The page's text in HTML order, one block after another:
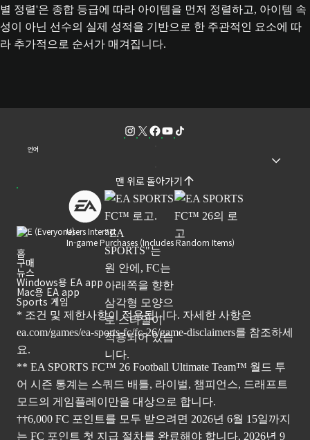
별 정렬'은 종합 등급에 따라 아이템을 먼저 정렬하고, 아이템 속
성이 아닌 선수의 실제 성적을 기반으로 한 주관적인 요소에 따
라 추가적으로 순서가 매겨집니다.
언어
맨 위로 돌아가기
Users Interact
In-game Purchases (Includes Random Items)
홈
구매
뉴스
Windows용 EA app
Mac용 EA app
Sports 게임
* 조건 및 제한사항이 적용됩니다. 자세한 사항은
ea.com/games/ea-sports-fc/fc-26/game-disclaimers를 참조하세
요.
** EA SPORTS FC™ 26 Football Ultimate Team™ 월드 투
어 시즌 통계는 스쿼드 배틀, 라이벌, 챔피언스, 드래프트
모드의 게임플레이만을 대상으로 합니다.
††6,000 FC 포인트를 모두 받으려면 2026년 6월 15일까지
는 FC 포인트 첫 지급 절차를 완료해야 합니다. 2026년 9